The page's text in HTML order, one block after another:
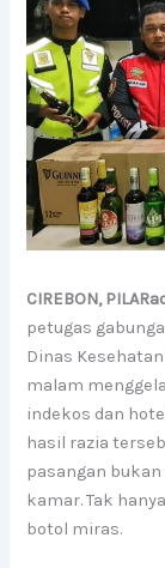
CIREBON,
petugas
Dinas
malam
indekos dan
hasil razia
pasangan
kamar. Tak
botol miras.